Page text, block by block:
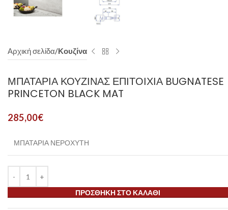
Αρχική σελίδα Κουζίνα
ΜΠΑΤΑΡΊΑ ΚΟΥΖΊΝΑΣ ΕΠΙΤΟΊΧΙΑ BUGNATESE
PRINCETON BLACK MAT
285,00€
ΜΠΑΤΑΡΙΑ ΝΕΡΟΧΥΤΗ
ΠΡΟΣΘΉΚΗ ΣΤΟ ΚΑΛΆΘΙ